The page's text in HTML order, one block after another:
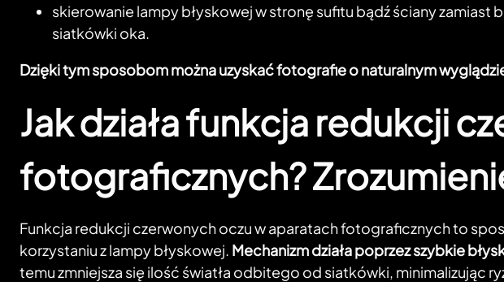
skierowanie lampy błyskowej w stronę sufitu bądź ściany
siatkówki oka.
Dzięki tym sposobom można uzyskać fotografie o naturalnym
Jak działa funkcja redukcji
fotograficznych?
Funkcja redukcji czerwonych oczu w aparatach fotograficznych to
korzystaniu z lampy błyskowej. Mechanizm działa poprzez szybkie
temu zmniejsza się ilość światła odbitego od siatkówki, minimalizując